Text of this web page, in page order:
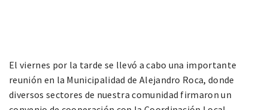
El viernes por la tarde se llevó a cabo una importante
reunión en la Municipalidad de Alejandro Roca, donde
diversos sectores de nuestra comunidad firmaron un